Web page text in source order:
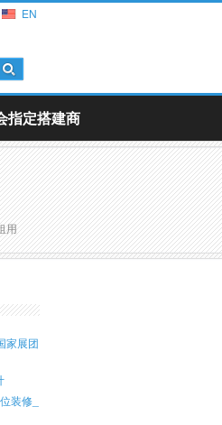
EN
指定搭建商
用
家展团
装修_